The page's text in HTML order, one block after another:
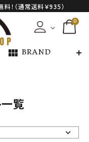
！（通常送料￥935）
0
view_module BRAND
一覧